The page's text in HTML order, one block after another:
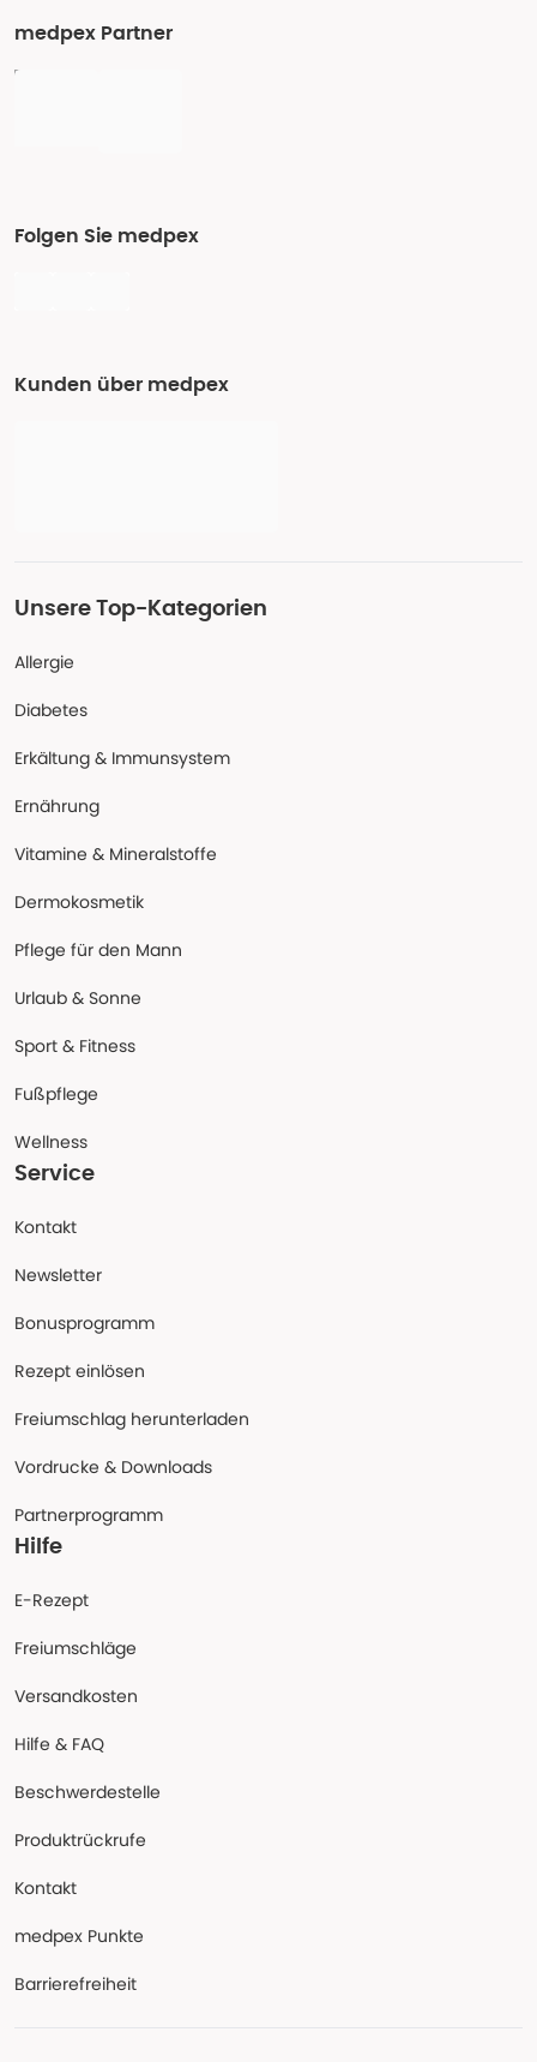
medpex Partner
Folgen Sie medpex
Kunden über medpex
Unsere Top-Kategorien
Allergie
Diabetes
Erkältung & Immunsystem
Ernährung
Vitamine & Mineralstoffe
Dermokosmetik
Pflege für den Mann
Urlaub & Sonne
Sport & Fitness
Fußpflege
Wellness
Service
Kontakt
Newsletter
Bonusprogramm
Rezept einlösen
Freiumschlag herunterladen
Vordrucke & Downloads
Partnerprogramm
Hilfe
E-Rezept
Freiumschläge
Versandkosten
Hilfe & FAQ
Beschwerdestelle
Produktrückrufe
Kontakt
medpex Punkte
Barrierefreiheit